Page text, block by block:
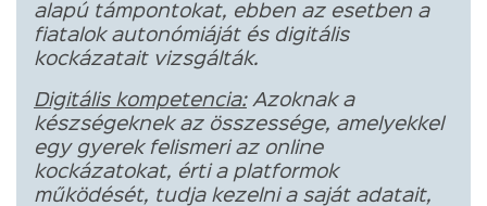
alapú támpontokat, ebben az esetben a
fiatalok autonómiáját és digitális
kockázatait vizsgálták.
Digitális kompetencia:Azoknak a
készségeknek az összessége, amelyekkel
egy gyerek felismeri az online
kockázatokat, érti a platformok
működését, tudja kezelni a saját adatait,